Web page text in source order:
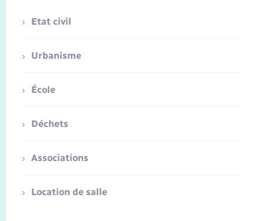
Etat civil
Urbanisme
École
Déchets
Associations
Location de salle